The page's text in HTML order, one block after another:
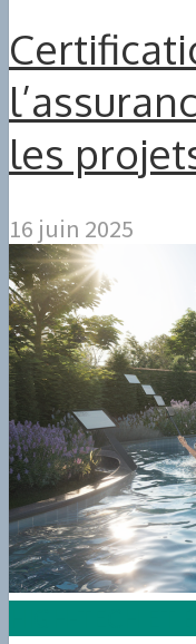
les
16 juin 2025